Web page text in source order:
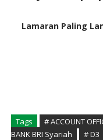
Lamaran Paling
Tags # ACCOUNT
BANK BRI Syariah
# D3